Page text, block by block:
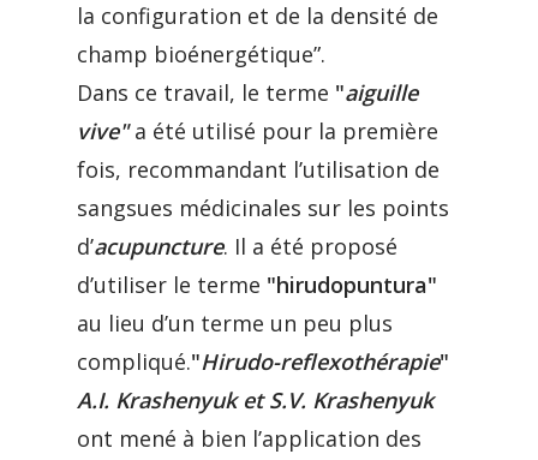
la configuration et de la densité de
champ bioénergétique”.
Dans ce travail, le terme "aiguille
vive" a été utilisé pour la première
fois, recommandant l’utilisation de
sangsues médicinales sur les points
d’acupuncture. Il a été proposé
d’utiliser le terme "hirudopuntura"
au lieu d’un terme un peu plus
compliqué."Hirudo-reflexothérapie"
A.I. Krashenyuk et S.V. Krashenyuk
ont mené à bien l’application des